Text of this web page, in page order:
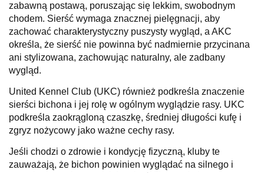
zabawną postawą, poruszając się lekkim, swobodnym
chodem. Sierść wymaga znacznej pielęgnacji, aby
zachować charakterystyczny puszysty wygląd, a AKC
określa, że sierść nie powinna być nadmiernie przycinana
ani stylizowana, zachowując naturalny, ale zadbany
wygląd.
United Kennel Club (UKC) również podkreśla znaczenie
sierści bichona i jej rolę w ogólnym wyglądzie rasy. UKC
podkreśla zaokrągloną czaszkę, średniej długości kufę i
zgryz nożycowy jako ważne cechy rasy.
Jeśli chodzi o zdrowie i kondycję fizyczną, kluby te
zauważają, że bichon powinien wyglądać na silnego i